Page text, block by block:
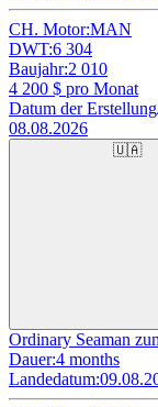
CH. Motor:MAN
DWT:6 304
Baujahr:2 010
4 200 $ pro Monat
Datum der
08.08.2026
🇺🇦
Ordinary Seaman
Dauer:4 months
Landedatum: